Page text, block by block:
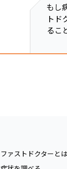
もし
トド
るこ
ファストドクターとは